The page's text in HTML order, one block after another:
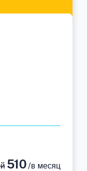
510/в месяц